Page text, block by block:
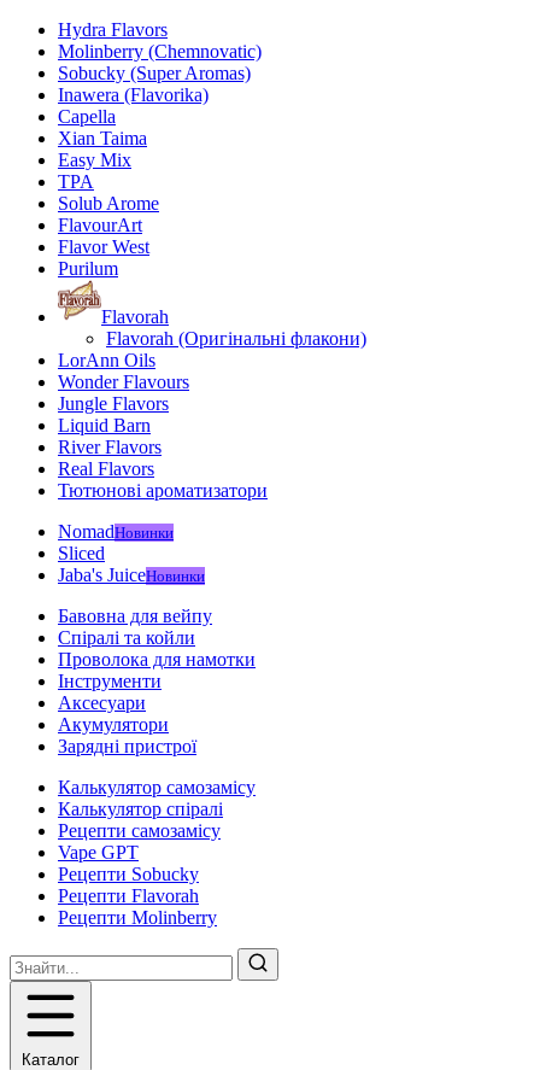
Hydra Flavors
Molinberry (Chemnovatic)
Sobucky (Super Aromas)
Inawera (Flavorika)
Capella
Xian Taima
Easy Mix
TPA
Solub Arome
FlavourArt
Flavor West
Purilum
Flavorah
Flavorah (Оригінальні флакони)
LorAnn Oils
Wonder Flavours
Jungle Flavors
Liquid Barn
River Flavors
Real Flavors
Тютюнові ароматизатори
NomadНовинки
Sliced
Jaba's JuiceНовинки
Бавовна для вейпу
Спіралі та койли
Проволока для намотки
Інструменти
Аксесуари
Акумулятори
Зарядні пристрої
Калькулятор самозамісу
Калькулятор спіралі
Рецепти самозамісу
Vape GPT
Рецепти Sobucky
Рецепти Flavorah
Рецепти Molinberry
Каталог